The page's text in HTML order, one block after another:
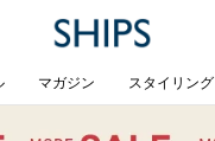
マガジン スタイリング